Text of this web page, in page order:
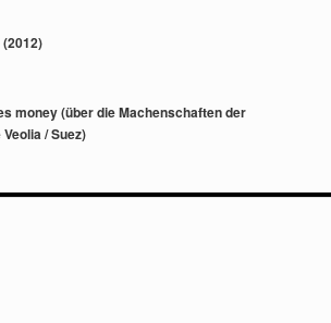
money (über die Machenschaften der
/ Suez)